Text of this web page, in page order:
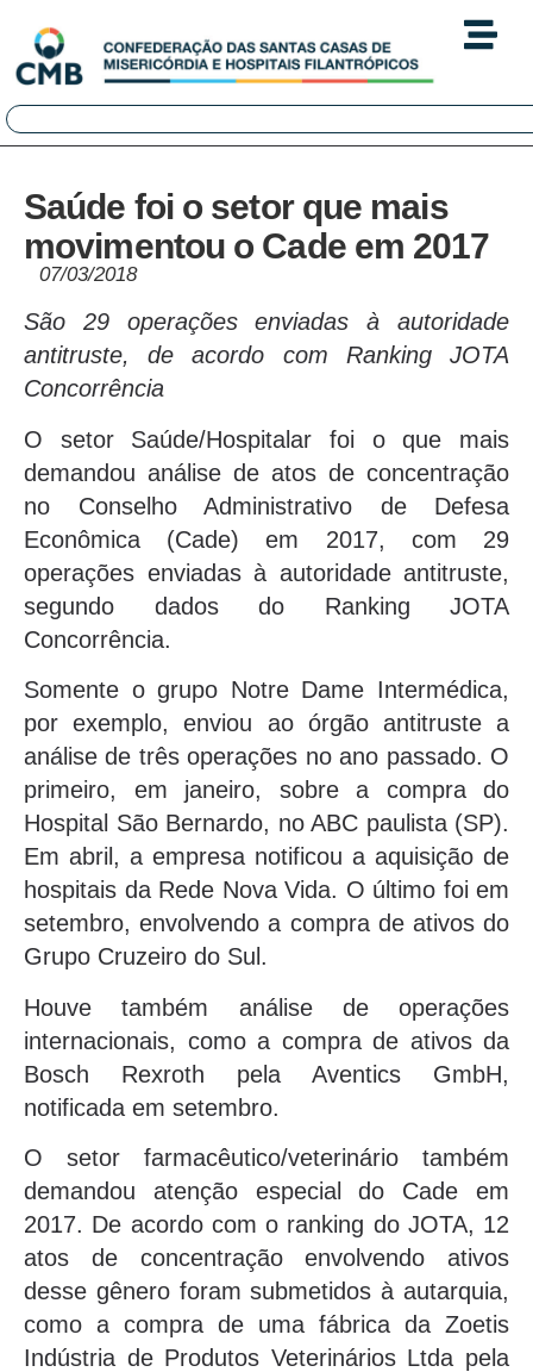
Saúde foi o setor que mais
movimentou o Cade em 2017
07/03/2018
São 29 operações enviadas à autoridade
antitruste, de acordo com Ranking JOTA
Concorrência
O setor Saúde/Hospitalar foi o que mais
demandou análise de atos de concentração
no Conselho Administrativo de Defesa
Econômica (Cade) em 2017, com 29
operações enviadas à autoridade antitruste,
segundo dados do Ranking JOTA
Concorrência.
Somente o grupo Notre Dame Intermédica,
por exemplo, enviou ao órgão antitruste a
análise de três operações no ano passado. O
primeiro, em janeiro, sobre a compra do
Hospital São Bernardo, no ABC paulista (SP).
Em abril, a empresa notificou a aquisição de
hospitais da Rede Nova Vida. O último foi em
setembro, envolvendo a compra de ativos do
Grupo Cruzeiro do Sul.
Houve também análise de operações
internacionais, como a compra de ativos da
Bosch Rexroth pela Aventics GmbH,
notificada em setembro.
O setor farmacêutico/veterinário também
demandou atenção especial do Cade em
2017. De acordo com o ranking do JOTA, 12
atos de concentração envolvendo ativos
desse gênero foram submetidos à autarquia,
como a compra de uma fábrica da Zoetis
Indústria de Produtos Veterinários Ltda pela